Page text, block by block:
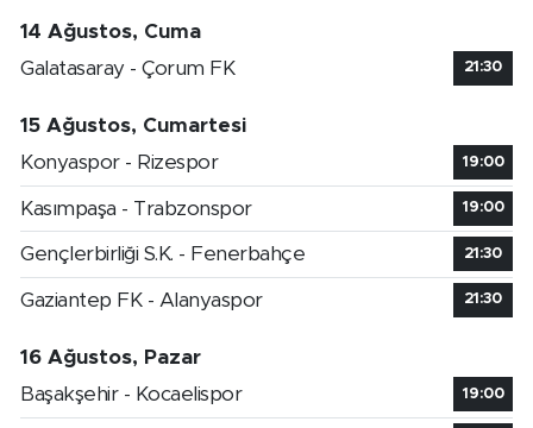
14 Ağustos, Cuma
Galatasaray - Çorum FK
21:30
15 Ağustos, Cumartesi
Konyaspor - Rizespor
19:00
Kasımpaşa - Trabzonspor 19:00
Gençlerbirliği S.K. - Fenerbahçe 21:30
Gaziantep FK - Alanyaspor 21:30
16 Ağustos, Pazar
Başakşehir - Kocaelispor
19:00